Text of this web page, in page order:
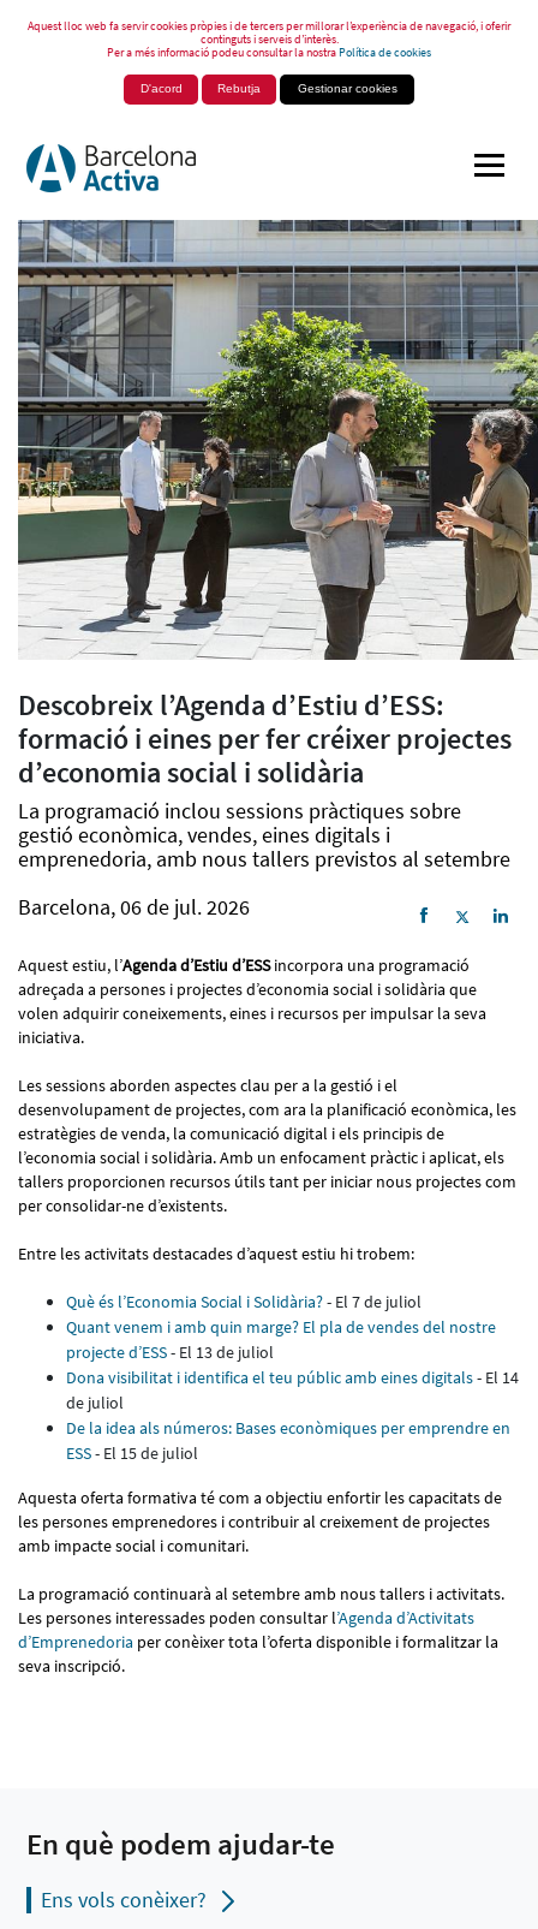
Aquest lloc web fa servir cookies pròpies i de tercers per millorar l’experiència de navegació, i oferir
continguts i serveis d’interès.
Per a més informació podeu consultar la nostraPolítica de cookies
D'acord Rebutja Gestionar cookies
Descobreix l’Agenda d’Estiu d’ESS:
formació i eines per fer créixer projectes
d’economia social i solidària
La programació inclou sessions pràctiques sobre
gestió econòmica, vendes, eines digitals i
emprenedoria, amb nous tallers previstos al setembre
Barcelona, 06 de jul. 2026
Aquest estiu, l’Agenda d’Estiu d’ESSincorpora una programació
adreçada a persones i projectes d’economia social i solidària que
volen adquirir coneixements, eines i recursos per impulsar la seva
iniciativa.
Les sessions aborden aspectes clau per a la gestió i el
desenvolupament de projectes, com ara la planificació econòmica, les
estratègies de venda, la comunicació digital i els principis de
l’economia social i solidària. Amb un enfocament pràctic i aplicat, els
tallers proporcionen recursos útils tant per iniciar nous projectes com
per consolidar-ne d’existents.
Entre les activitats destacades d’aquest estiu hi trobem:
Què és l’Economia Social i Solidària?- El 7 de juliol
Quant venem i amb quin marge? El pla de vendes del nostre
projecte d’ESS- El 13 de juliol
Dona visibilitat i identifica el teu públic amb eines digitals- El 14
de juliol
De la idea als números: Bases econòmiques per emprendre en
ESS- El 15 de juliol
Aquesta oferta formativa té com a objectiu enfortir les capacitats de
les persones emprenedores i contribuir al creixement de projectes
amb impacte social i comunitari.
La programació continuarà al setembre amb nous tallers i activitats.
Les persones interessades poden consultar l’Agenda d’Activitats
d’Emprenedoria per conèixer tota l’oferta disponible i formalitzar la
seva inscripció.
En què podem ajudar-te
Ens vols conèixer?